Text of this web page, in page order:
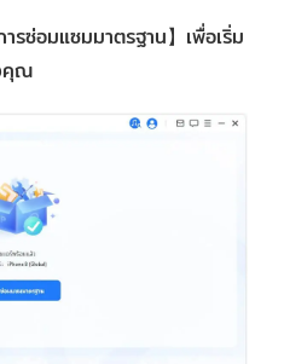
รซ่อมแซมมาตรฐาน】เพื่อเริ่ม
คุณ